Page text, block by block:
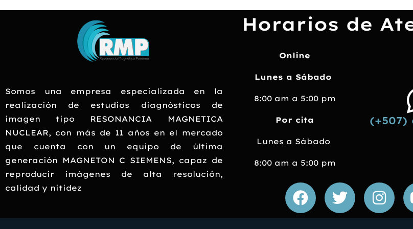
Somos una empresa especializada en la
realización de estudios diagnósticos de
imagen tipo RESONANCIA MAGNETICA
NUCLEAR, con más de 11 años en el mercado
que cuenta con un equipo de última
generación MAGNETON C SIEMENS, capaz de
reproducir imágenes de alta resolución,
calidad y nitidez
Horarios de
Online
Lunes a Sábado
8:00 am a 5:00 pm
Por cita
Lunes a Sábado
8:00 am a 5:00 pm
(+507)